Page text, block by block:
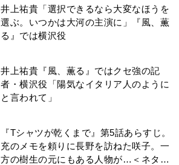
井上祐貴「選択できるなら大変なほうを
選ぶ。いつかは大河の主演に」『風、薫
る』では横沢役
井上祐貴『風、薫る』ではクセ強の記
者・横沢役「陽気なイタリア人のように
と言われて」
『Tシャツが乾くまで』第5話あらすじ。
充のメモを頼りに長野を訪ねた咲子。一
方の樹生の元にもある人物が…＜ネタバ